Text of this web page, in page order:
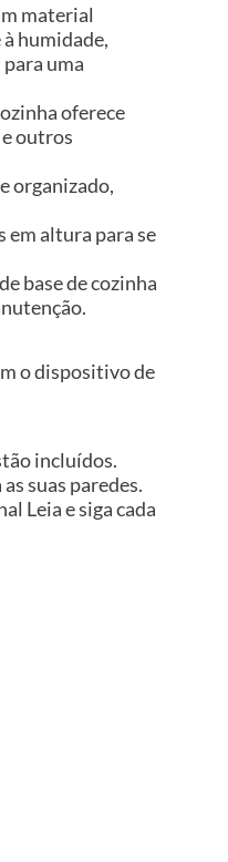
material
humidade,
uma
oferece
outros
organizado,
em altura para se
base de cozinha
o dispositivo de
incluídos.
suas paredes.
Leia e siga cada